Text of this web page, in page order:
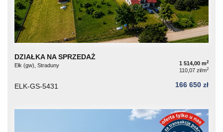
DZIAŁKA NA SPRZEDAŻ
Ełk (gw), Straduny 1 514,00 m2
110,07 zł/m2
ELK-GS-5431 166 650 zł